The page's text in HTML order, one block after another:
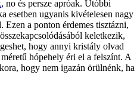
, no és persze apróak. Utóbbi
esetben ugyanis kivételesen nagy
a ponton érdemes tisztázni,
keletkezik,
hogy annyi kristály olvad
hópehely éri el a felszínt. A
hogy nem igazán örülnénk, ha